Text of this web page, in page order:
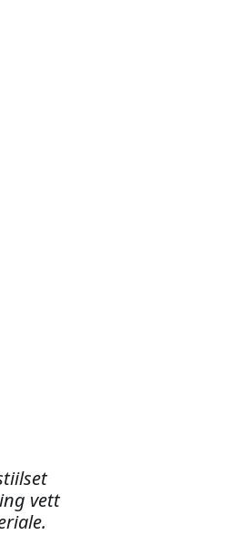
vett